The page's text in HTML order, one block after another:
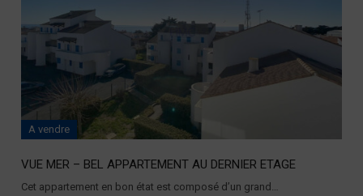
A vendre
VUE MER – BEL APPARTEMENT AU DERNIER ETAGE
Cet appartement en bon état est composé d’un grand…